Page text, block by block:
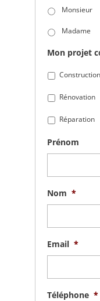
Monsieur
Madame
Mon projet
Construction
Rénovation
Réparation
Prénom
Nom *
Email *
Téléphone *